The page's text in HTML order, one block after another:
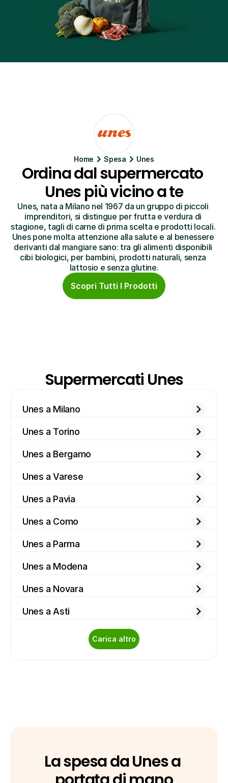
Home Spesa Unes
Ordina dal supermercato
Unes più vicino a te
Unes, nata a Milano nel 1967 da un gruppo di piccoli
imprenditori, si distingue per frutta e verdura di
stagione, tagli di carne di prima scelta e prodotti locali.
Unes pone molta attenzione alla salute e al benessere
derivanti dal mangiare sano: tra gli alimenti disponibili
cibi biologici, per bambini, prodotti naturali, senza
lattosio e senza glutine.
Scopri Tutti I Prodotti
Supermercati Unes
Unes a Milano
Unes a Torino
Unes a Bergamo
Unes a Varese
Unes a Pavia
Unes a Como
Unes a Parma
Unes a Modena
Unes a Novara
Unes a Asti
Carica altro
La spesa da Unes a